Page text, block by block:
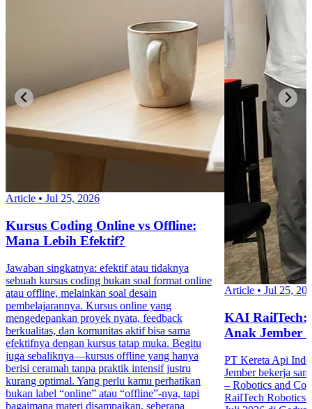
Article • Jul 25, 2026
Kursus Coding Online vs Offline:
Mana Lebih Efektif?
Jawaban singkatnya: efektif atau tidaknya
sebuah kursus coding bukan soal format online
atau offline, melainkan soal desain
pembelajarannya. Kursus online yang
mengedepankan proyek nyata, feedback
berkualitas, dan komunitas aktif bisa sama
efektifnya dengan kursus tatap muka. Begitu
juga sebaliknya—kursus offline yang hanya
berisi ceramah tanpa praktik intensif justru
kurang optimal. Yang perlu kamu perhatikan
bukan label “online” atau “offline”-nya, tapi
bagaimana materi disampaikan, seberapa
Article • Jul 25,
KAI RailTech:
Anak Jember
PT Kereta Api
Jember bekerja
– Robotics and
RailTech Robotics